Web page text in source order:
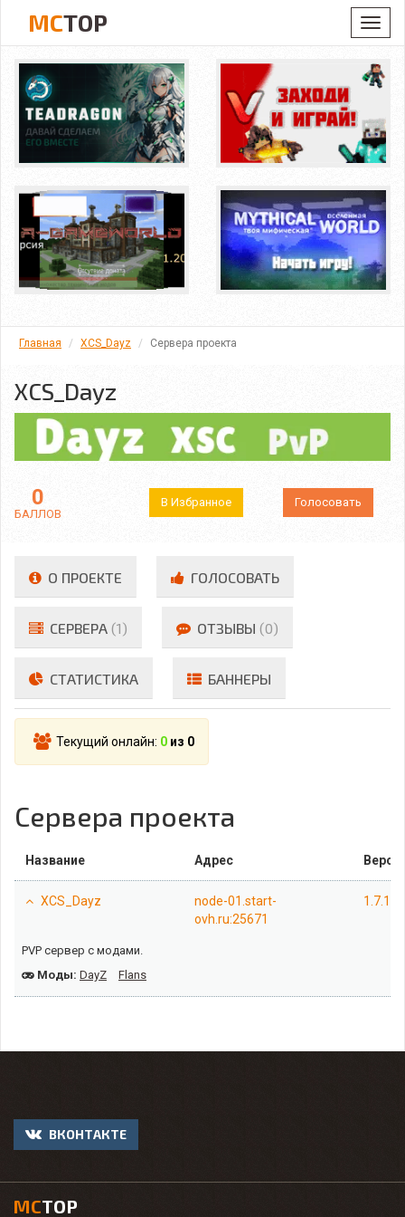
MCTOP
Главная XCS_Dayz Сервера проекта
XCS_Dayz
0
БАЛЛОВ
В Избранное Голосовать
О ПРОЕКТЕ ГОЛОСОВАТЬ
СЕРВЕРА (1) ОТЗЫВЫ (0)
СТАТИСТИКА БАННЕРЫ
Текущий онлайн: 0 из 0
Сервера проекта
Название Адрес
XCS_Dayz
node-01.start-
ovh.ru:25671
1.7.10
PVP сервер с модами.
Моды: DayZ Flans
ВКОНТАКТЕ
MCTOP